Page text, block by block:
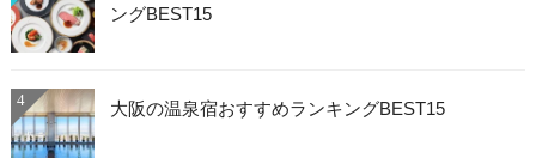
ングBEST15
4 大阪の温泉宿おすすめランキングBEST15